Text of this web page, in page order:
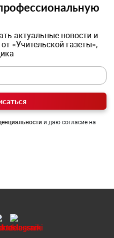
актуальные новости и
«Учительской газеты»,
и даю согласие на